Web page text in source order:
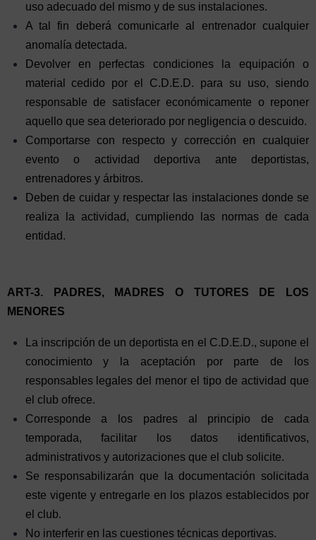
uso adecuado del mismo y de sus instalaciones.
A tal fin deberá comunicarle al entrenador cualquier
anomalía detectada.
Devolver en perfectas condiciones la equipación o
material cedido por el C.D.E.D. para su uso, siendo
responsable de satisfacer económicamente o reponer
aquello que sea deteriorado por negligencia o descuido.
Comportarse con respecto y corrección en cualquier
evento o actividad deportiva ante deportistas,
entrenadores y árbitros.
Deben de cuidar y respectar las instalaciones donde se
realiza la actividad, cumpliendo las normas de cada
entidad.
ART-3. PADRES, MADRES O TUTORES DE LOS
MENORES
La inscripción de un deportista en el C.D.E.D., supone el
conocimiento y la aceptación por parte de los
responsables legales del menor el tipo de actividad que
el club ofrece.
Corresponde a los padres al principio de cada
temporada, facilitar los datos identificativos,
administrativos y autorizaciones que el club solicite.
Se responsabilizarán que la documentación solicitada
este vigente y entregarle en los plazos establecidos por
el club.
No interferir en las cuestiones técnicas deportivas.